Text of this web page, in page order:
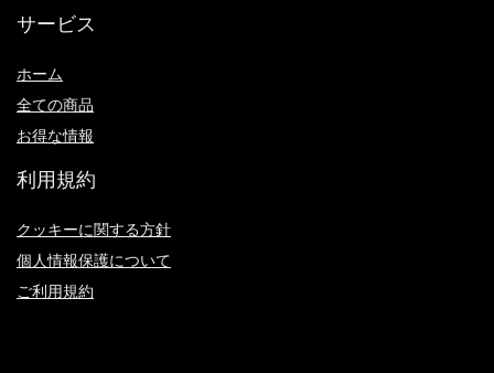
サービス
ホーム
全ての商品
お得な情報
利用規約
クッキーに関する方針
個人情報保護について
ご利用規約